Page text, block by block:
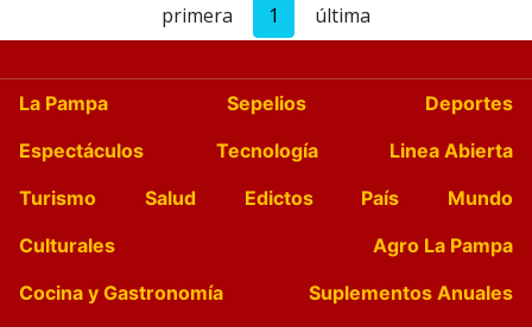
primera 1 última
La Pampa Sepelios
Deportes
Espectáculos
Tecnología
Linea Abierta
Turismo
Salud Edictos País
Mundo
Culturales
Agro La Pampa
Cocina y Gastronomía
Suplementos Anuales